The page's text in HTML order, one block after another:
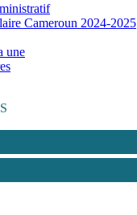
Cameroun 2024-2025
une